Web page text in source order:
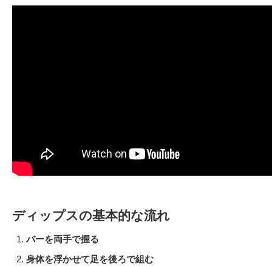
ディップスの基本的な流れ
バーを両手で握る
身体を浮かせて足を後ろで組む